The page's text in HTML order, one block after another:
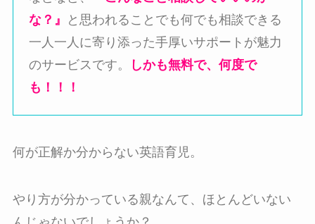
な？』
と思われることでも何でも相談できる
一人一人に寄り添った手厚いサポートが魅力
のサービスです。
しかも無料で、何度で
も！！！
何が正解か分からない英語育児。
やり方が分かっている親なんて、ほとんどいない